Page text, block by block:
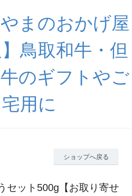
まのおかげ屋
】鳥取和牛・但
のギフトやご
用に
ショップへ戻る
セット500g【お取り寄せ